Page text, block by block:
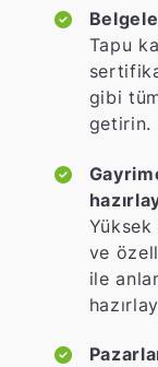
Tapu
gibi
getirin.
ve
ile